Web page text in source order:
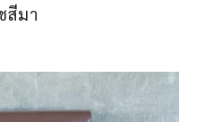
สีมา